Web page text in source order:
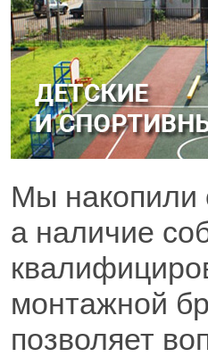
Мы накопили
а наличие
монтажной
позволяет